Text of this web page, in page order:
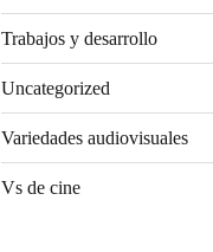
Trabajos y desarrollo
Uncategorized
Variedades audiovisuales
Vs de cine